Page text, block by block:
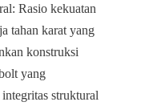
Rasio kekuatan
tahan karat yang
konstruksi
yang
struktural